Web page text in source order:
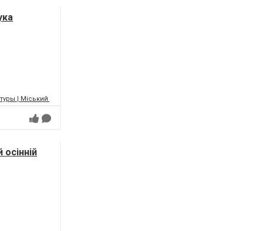
| Міський палац культури | МПК